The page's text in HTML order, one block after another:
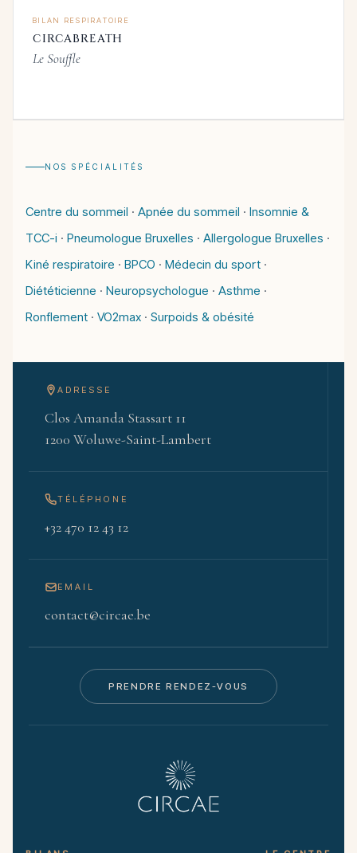
BILAN RESPIRATOIRE
CIRCABREATH
Le Souffle
NOS SPÉCIALITÉS
Centre du sommeil · Apnée du sommeil · Insomnie &
TCC-i · Pneumologue Bruxelles · Allergologue Bruxelles ·
Kiné respiratoire · BPCO · Médecin du sport ·
Diététicienne · Neuropsychologue · Asthme ·
Ronflement · VO2max · Surpoids & obésité
ADRESSE
Clos Amanda Stassart 11
1200 Woluwe-Saint-Lambert
TÉLÉPHONE
+32 470 12 43 12
EMAIL
contact@circae.be
PRENDRE RENDEZ-VOUS